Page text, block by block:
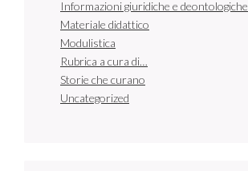
Informazioni giuridiche e deontologiche
Materiale didattico
Modulistica
Rubrica a cura di…
Storie che curano
Uncategorized